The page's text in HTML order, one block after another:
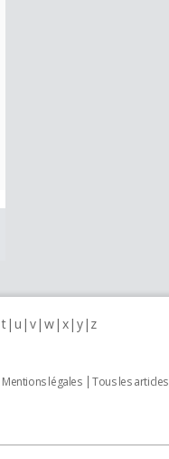
t u v w x y z
Mentions légales Tous les articles